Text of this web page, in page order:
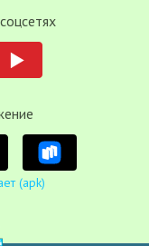
(apk)